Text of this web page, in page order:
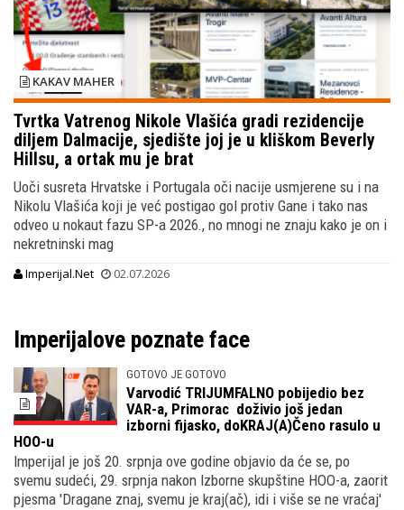
KAKAV MAHER
Tvrtka Vatrenog Nikole Vlašića gradi rezidencije
diljem Dalmacije, sjedište joj je u kliškom Beverly
Hillsu, a ortak mu je brat
Uoči susreta Hrvatske i Portugala oči nacije usmjerene su i na
Nikolu Vlašića koji je već postigao gol protiv Gane i tako nas
odveo u nokaut fazu SP-a 2026., no mnogi ne znaju kako je on i
nekretninski mag
Imperijal.Net 02.07.2026
Imperijalove poznate face
GOTOVO JE GOTOVO
Varvodić TRIJUMFALNO pobijedio bez
VAR-a, Primorac doživio još jedan
izborni fijasko, doKRAJ(A)Čeno rasulo u
HOO-u
Imperijal je još 20. srpnja ove godine objavio da će se, po
svemu sudeći, 29. srpnja nakon Izborne skupštine HOO-a, zaorit
pjesma 'Dragane znaj, svemu je kraj(ač), idi i više se ne vraćaj'